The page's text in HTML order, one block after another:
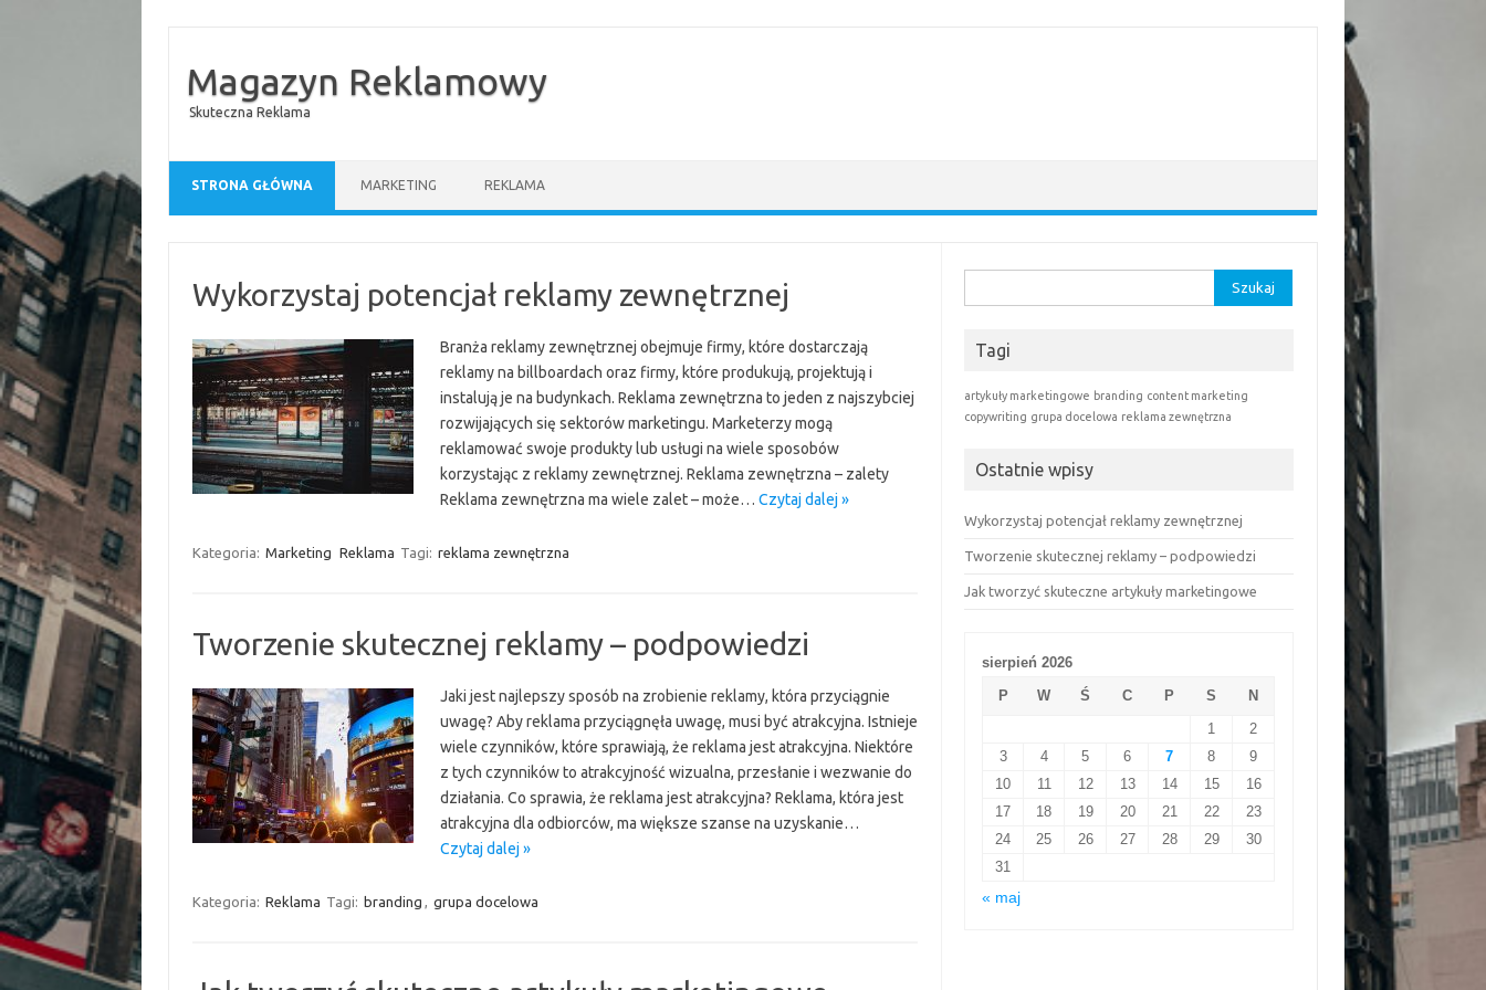
Magazyn Reklamowy
Skuteczna Reklama
STRONA GŁÓWNA MARKETING REKLAMA
Wykorzystaj potencjał reklamy zewnętrznej
Branża reklamy zewnętrznej obejmuje firmy, które dostarczają
reklamy na billboardach oraz firmy, które produkują, projektują i
instalują je na budynkach. Reklama zewnętrzna to jeden z najszybciej
rozwijających się sektorów marketingu. Marketerzy mogą
reklamować swoje produkty lub usługi na wiele sposobów
korzystając z reklamy zewnętrznej. Reklama zewnętrzna – zalety
Reklama zewnętrzna ma wiele zalet – może… Czytaj dalej »
Kategoria: Marketing Reklama Tagi: reklama zewnętrzna
Tworzenie skutecznej reklamy – podpowiedzi
Jaki jest najlepszy sposób na zrobienie reklamy, która przyciągnie
uwagę? Aby reklama przyciągnęła uwagę, musi być atrakcyjna. Istnieje
wiele czynników, które sprawiają, że reklama jest atrakcyjna. Niektóre
z tych czynników to atrakcyjność wizualna, przesłanie i wezwanie do
działania. Co sprawia, że reklama jest atrakcyjna? Reklama, która jest
atrakcyjna dla odbiorców, ma większe szanse na uzyskanie…
Czytaj dalej »
Kategoria: Reklama Tagi: branding , grupa docelowa
Tagi
artykuły marketingowe branding content marketing
copywriting grupa docelowa reklama zewnętrzna
Ostatnie wpisy
Wykorzystaj potencjał reklamy zewnętrznej
Tworzenie skutecznej reklamy – podpowiedzi
Jak tworzyć skuteczne artykuły marketingowe
sierpień 2026
P
W Ś C P S
N
1
2
3
4 5 6 7 8
9
10
11 12 13 14 15
16
17
18 19 20 21 22
23
24
25 26 27 28 29
30
31
« maj